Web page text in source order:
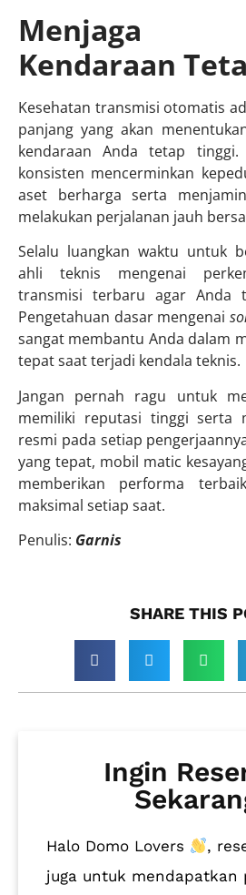
Menjaga
Kendaraan
Kesehatan transmisi otomatis
panjang yang akan
kendaraan Anda tetap tinggi.
konsisten mencerminkan
aset berharga serta
melakukan perjalanan jauh
Selalu luangkan waktu untuk
ahli teknis mengenai
transmisi terbaru agar Anda
Pengetahuan dasar mengenai
sangat membantu Anda dalam
tepat saat terjadi kendala teknis.
Jangan pernah ragu untuk
memiliki reputasi tinggi serta
resmi pada setiap
yang tepat, mobil matic
memberikan performa
maksimal setiap saat.
Penulis: Garnis
SHARE THIS
Ingin
Halo Domo Lovers
,
juga untuk mendapatkan